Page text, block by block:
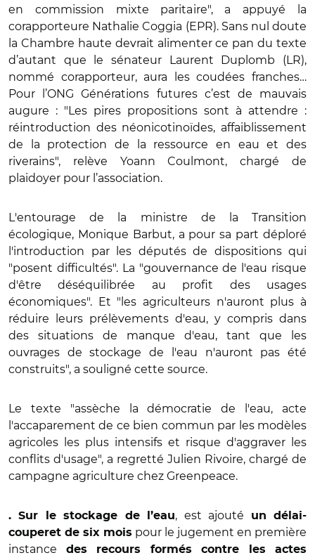
en commission mixte paritaire", a appuyé la
corapporteure Nathalie Coggia (EPR). Sans nul doute
la Chambre haute devrait alimenter ce pan du texte
d’autant que le sénateur Laurent Duplomb (LR),
nommé corapporteur, aura les coudées franches…
Pour l’ONG Générations futures c’est de mauvais
augure : "Les pires propositions sont à attendre :
réintroduction des néonicotinoïdes, affaiblissement
de la protection de la ressource en eau et des
riverains", relève Yoann Coulmont, chargé de
plaidoyer pour l’association.
L'entourage de la ministre de la Transition
écologique, Monique Barbut, a pour sa part déploré
l'introduction par les députés de dispositions qui
"posent difficultés". La "gouvernance de l'eau risque
d'être déséquilibrée au profit des usages
économiques". Et "les agriculteurs n'auront plus à
réduire leurs prélèvements d'eau, y compris dans
des situations de manque d'eau, tant que les
ouvrages de stockage de l'eau n'auront pas été
construits", a souligné cette source.
Le texte "assèche la démocratie de l'eau, acte
l'accaparement de ce bien commun par les modèles
agricoles les plus intensifs et risque d'aggraver les
conflits d'usage", a regretté Julien Rivoire, chargé de
campagne agriculture chez Greenpeace.
. Sur le stockage de l’eau, est ajouté
un délai-
couperet de six mois pour le jugement en première
instance
des recours formés contre les actes